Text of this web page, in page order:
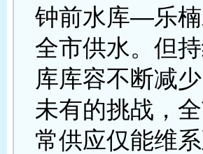
钟前水库—乐
全市供水。但
库库容不断减
未有的挑战，
常供应仅能维